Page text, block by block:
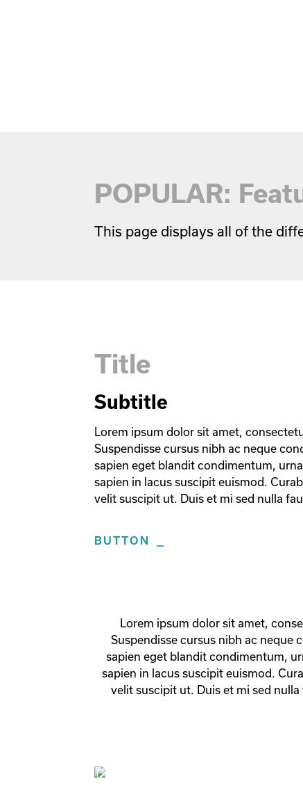
POPULAR:
This page displays all of the
Title
Subtitle
Lorem ipsum dolor sit amet,
Suspendisse cursus nibh ac neque
sapien eget blandit condimentum,
sapien in lacus suscipit euismod.
velit suscipit ut. Duis et mi sed nulla
BUTTON
Lorem ipsum dolor sit amet,
Suspendisse cursus nibh ac neque
sapien eget blandit condimentum,
sapien in lacus suscipit euismod.
velit suscipit ut. Duis et mi sed